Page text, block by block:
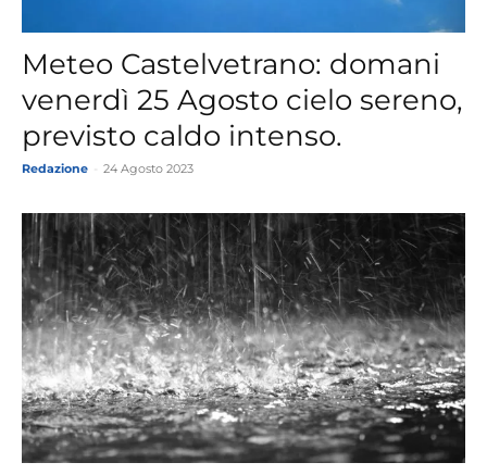
Meteo Castelvetrano: domani
venerdì 25 Agosto cielo sereno,
previsto caldo intenso.
Redazione 24 Agosto 2023